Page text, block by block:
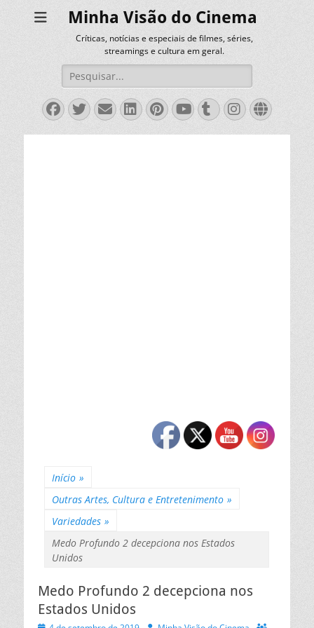
Minha Visão do Cinema
Críticas, notícias e especiais de filmes, séries,
streamings e cultura em geral.
Pesquisar
por:
Facebook
Twitter
EmailLinkedIn
Pinterest
YouTube
Tumblr
Início »
Outras Artes, Cultura e Entretenimento »
Variedades »
Medo Profundo 2 decepciona nos Estados
Unidos
Medo Profundo 2 decepciona nos
Estados Unidos